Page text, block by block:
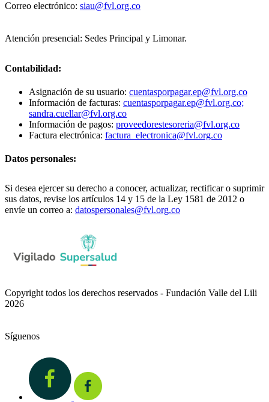
Correo electrónico: siau@fvl.org.co
Atención presencial: Sedes Principal y Limonar.
Contabilidad:
Asignación de su usuario: cuentasporpagar.ep@fvl.org.co
Información de facturas: cuentasporpagar.ep@fvl.org.co;
sandra.cuellar@fvl.org.co
Información de pagos: proveedorestesoreria@fvl.org.co
Factura electrónica: factura_electronica@fvl.org.co
Datos personales:
Si desea ejercer su derecho a conocer, actualizar, rectificar o suprimir
sus datos, revise los artículos 14 y 15 de la Ley 1581 de 2012 o
envíe un correo a: datospersonales@fvl.org.co
Copyright todos los derechos reservados - Fundación Valle del Lili
2026
Síguenos